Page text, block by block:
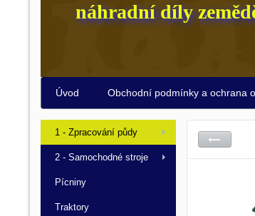
náhradní díly
Úvod Obchodní podmínky a ochrana
1 - Zpracování půdy
2 - Samochodné stroje
Pícniny
Traktory